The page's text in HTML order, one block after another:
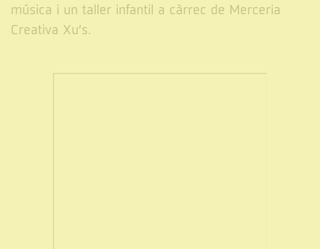
música i un taller infantil a càrrec de Merceria
Creativa Xu’s.